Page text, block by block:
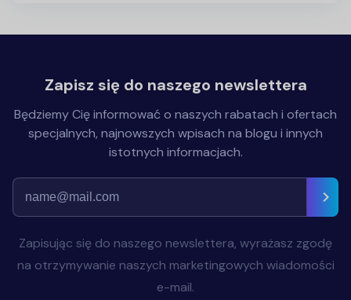
Zapisz się do naszego newslettera
Będziemy Cię informować o naszych rabatach i ofertach
specjalnych, najnowszych wpisach na blogu i innych
istotnych informacjach.
Zapisując się do naszego newslettera, wyrażasz zgodę
na otrzymywanie naszych marketingowych wiadomości
e-mail.